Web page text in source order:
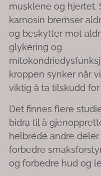
musklene og hjertet.
karnosin bremser
og beskytter mot
glykering og
kroppen synker når
viktig å ta tilskudd
Det finnes flere
bidra til å
helbrede andre
forbedre
og forbedre hud og